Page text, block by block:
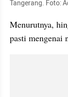
Tangerang. Foto:
Menurutnya,
pasti mengenai